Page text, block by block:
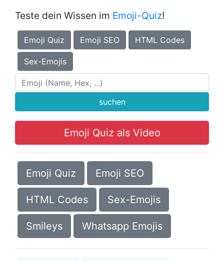
Teste dein Wissen im Emoji-Quiz!
Emoji Quiz Emoji SEO HTML Codes
Sex-Emojis
suchen
Emoji Quiz als Video
Emoji Quiz Emoji SEO
HTML Codes Sex-Emojis
Smileys Whatsapp Emojis